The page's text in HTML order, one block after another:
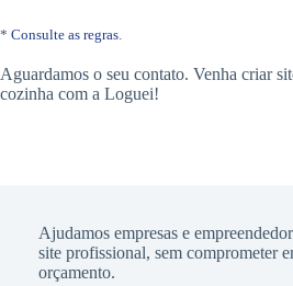
* Consulte as regras
Aguardamos o seu contato. Venha criar
cozinha com a Loguei!
Ajudamos empresas e
site profissional, sem comprometer
orçamento.